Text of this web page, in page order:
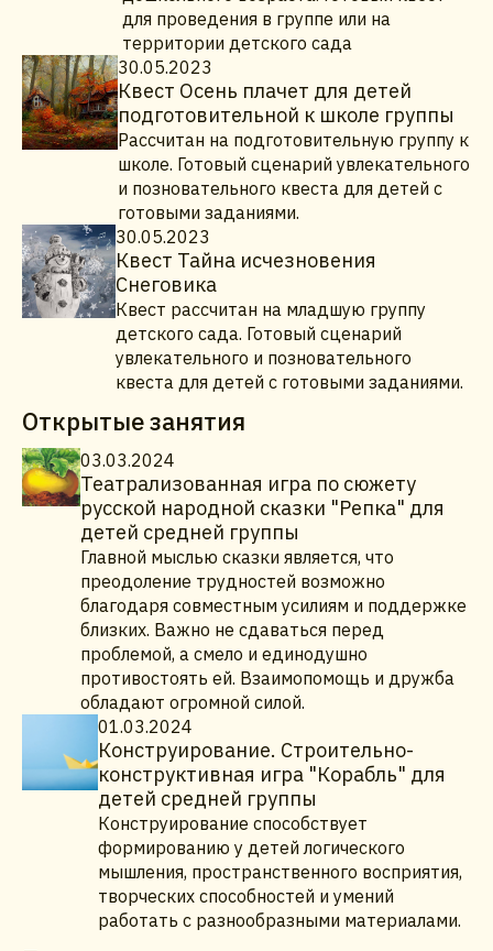
для проведения в группе или на
территории детского сада
30.05.2023
Квест Осень плачет для детей
подготовительной к школе группы
Рассчитан на подготовительную группу к
школе. Готовый сценарий увлекательного
и позновательного квеста для детей с
готовыми заданиями.
30.05.2023
Квест Тайна исчезновения
Снеговика
Квест рассчитан на младшую группу
детского сада. Готовый сценарий
увлекательного и позновательного
квеста для детей с готовыми заданиями.
Открытые занятия
03.03.2024
Театрализованная игра по сюжету
русской народной сказки "Репка" для
детей средней группы
Главной мыслью сказки является, что
преодоление трудностей возможно
благодаря совместным усилиям и поддержке
близких. Важно не сдаваться перед
проблемой, а смело и единодушно
противостоять ей. Взаимопомощь и дружба
обладают огромной силой.
01.03.2024
Конструирование. Строительно-
конструктивная игра "Корабль" для
детей средней группы
Конструирование способствует
формированию у детей логического
мышления, пространственного восприятия,
творческих способностей и умений
работать с разнообразными материалами.